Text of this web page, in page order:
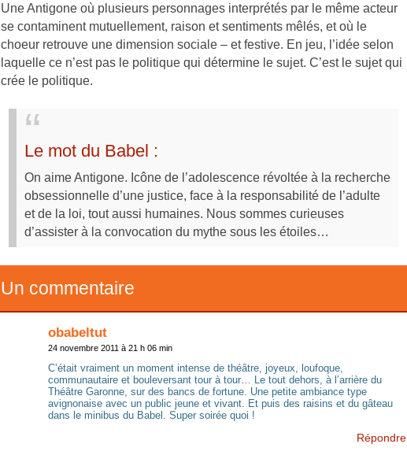
Une Antigone où plusieurs personnages interprétés par le même acteur
se contaminent mutuellement, raison et sentiments mêlés, et où le
choeur retrouve une dimension sociale – et festive. En jeu, l’idée selon
laquelle ce n’est pas le politique qui détermine le sujet. C’est le sujet qui
crée le politique.
Le mot du Babel :
On aime Antigone. Icône de l’adolescence révoltée à la recherche
obsessionnelle d’une justice, face à la responsabilité de l’adulte
et de la loi, tout aussi humaines. Nous sommes curieuses
d’assister à la convocation du mythe sous les étoiles…
Un commentaire
obabeltut
24 novembre 2011 à 21 h 06 min
C’était vraiment un moment intense de théâtre, joyeux, loufoque,
communautaire et bouleversant tour à tour… Le tout dehors, à l’arrière du
Théâtre Garonne, sur des bancs de fortune. Une petite ambiance type
avignonaise avec un public jeune et vivant. Et puis des raisins et du gâteau
dans le minibus du Babel. Super soirée quoi !
Répondre